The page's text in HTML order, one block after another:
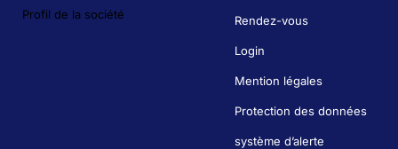
Profil de la société
Rendez-vous
Login
Mention légales
Protection des données
système d’alerte